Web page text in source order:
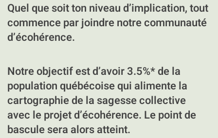
Quel que soit ton niveau d’implication, tout
commence par joindre notre communauté
d’écohérence.
Notre objectif est d’avoir 3.5%* de la
population québécoise qui alimente la
cartographie de la sagesse collective
avec le projet d’écohérence. Le point de
bascule sera alors atteint.